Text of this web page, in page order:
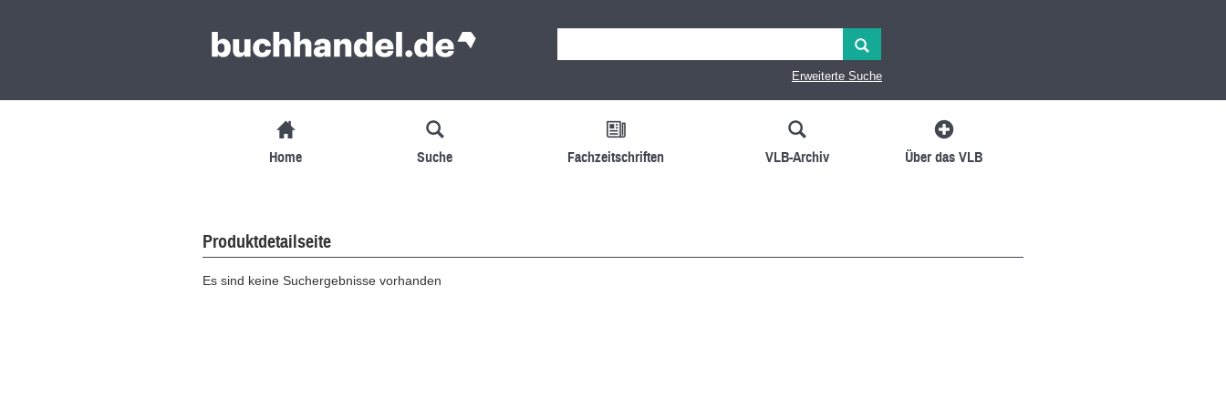
Erweiterte Suche
Home Suche Fachzeitschriften VLB-Archiv Über das VLB
Produktdetailseite
Es sind keine Suchergebnisse vorhanden